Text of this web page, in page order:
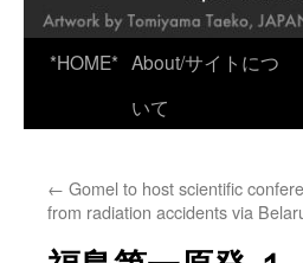
*HOME* About/サイトにつ
いて
← Gomel to host scientific
from radiation accidents via